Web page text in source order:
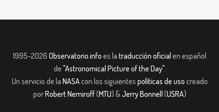
1995-2026 Observatorio.info es la traducción oficial en español
de "Astronomical Picture of the Day".
Un servicio de la NASAcon los siguientes políticas de uso creado
porRobert Nemiroff(MTU) &Jerry Bonnell (USRA)